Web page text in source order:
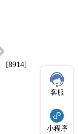
[8914]
客服
小程序